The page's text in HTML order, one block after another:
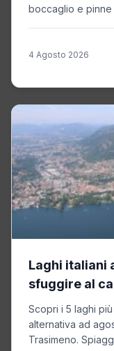
boccaglio e pinne
4 Agosto 2026
Laghi italiani
sfuggire al
Scopri i 5 laghi
alternativa ad
Trasimeno.